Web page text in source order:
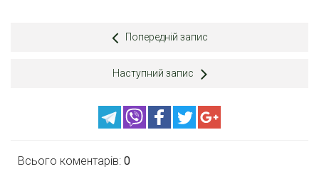
Попередній запис
Наступний запис
Всього коментарів: 0